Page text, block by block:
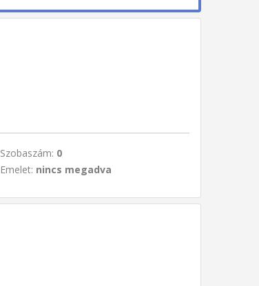
Szobaszám: 0
Emelet: nincs megadva